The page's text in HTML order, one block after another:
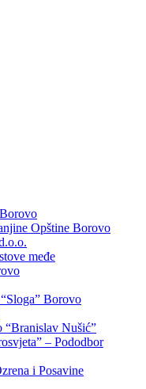
Opštine Borovo
međe
Borovo
“Branislav Nušić”
– Pododbor
i Posavine